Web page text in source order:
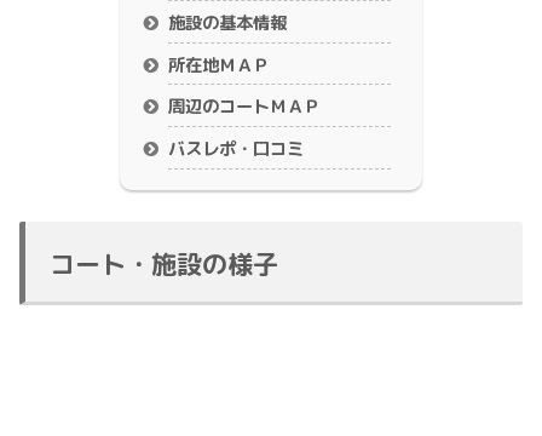
施設の基本情報
所在地ＭＡＰ
周辺のコートＭＡＰ
バスレポ・口コミ
コート・施設の様子